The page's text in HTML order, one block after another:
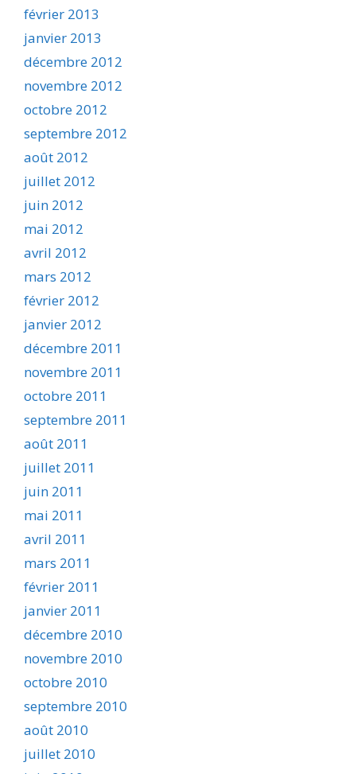
février 2013
janvier 2013
décembre 2012
novembre 2012
octobre 2012
septembre 2012
août 2012
juillet 2012
juin 2012
mai 2012
avril 2012
mars 2012
février 2012
janvier 2012
décembre 2011
novembre 2011
octobre 2011
septembre 2011
août 2011
juillet 2011
juin 2011
mai 2011
avril 2011
mars 2011
février 2011
janvier 2011
décembre 2010
novembre 2010
octobre 2010
septembre 2010
août 2010
juillet 2010